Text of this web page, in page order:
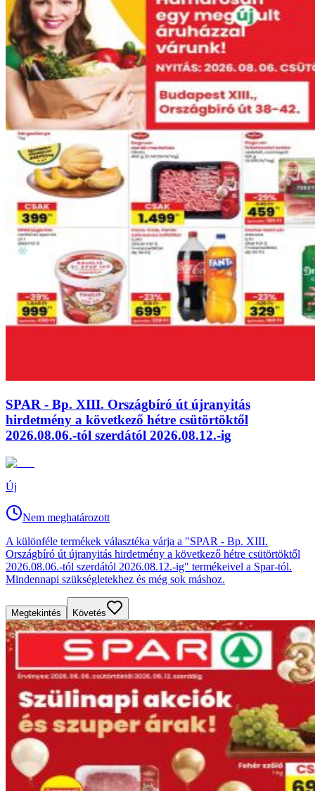
SPAR - Bp. XIII. Országbíró út újranyitás
hirdetmény a következő hétre csütörtöktől
2026.08.06.-tól szerdától 2026.08.12.-ig
Új
Nem meghatározott
A különféle termékek választéka várja a "SPAR - Bp. XIII.
Országbíró út újranyitás hirdetmény a következő hétre csütörtöktől
2026.08.06.-tól szerdától 2026.08.12.-ig" termékeivel a Spar-tól.
Mindennapi szükségletekhez és még sok máshoz.
Megtekintés Követés